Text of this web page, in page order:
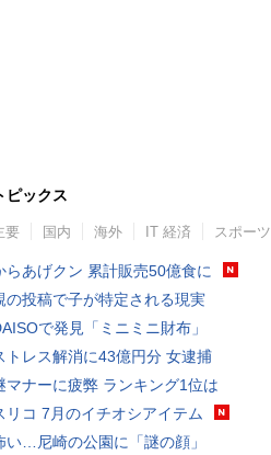
ピックス
要 国内 海外 IT 経済 スポーツ
らあげクン 累計販売50億食に
の投稿で子が特定される現実
で発見「ミニミニ財布」
トレス解消に43億円分 女逮捕
マナーに疲弊 ランキング1位は
リコ 7月のイチオシアイテム
い…尼崎の公園に「謎の顔」